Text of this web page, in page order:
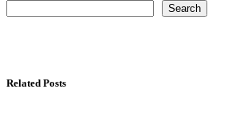
Search
Related Posts